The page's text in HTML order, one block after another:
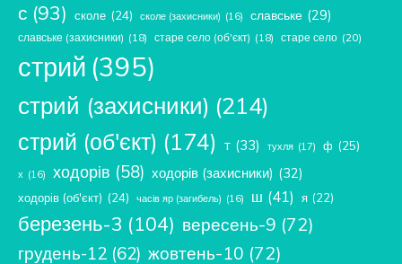
с (93) сколе (24) сколе (захисники) (16) славське (29)
славське (захисники) (18) старе село (об'єкт) (18) старе село (20)
стрий (395)
стрий (захисники) (214)
стрий (об'єкт) (174) т (33) тухля (17) ф (25)
х (16) ходорів (58) ходорів (захисники) (32)
ходорів (об'єкт) (24) часів яр (загибель) (16) ш (41) я (22)
березень-3 (104) вересень-9 (72)
грудень-12 (62) жовтень-10 (72)